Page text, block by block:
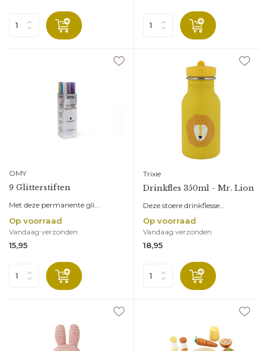
OMY
9 Glitterstiften
Met deze permanente gli...
Op voorraad
Vandaag verzonden
15,95
Trixie
Drinkfles 350ml - Mr. Lion
Deze stoere drinkflesse...
Op voorraad
Vandaag verzonden
18,95